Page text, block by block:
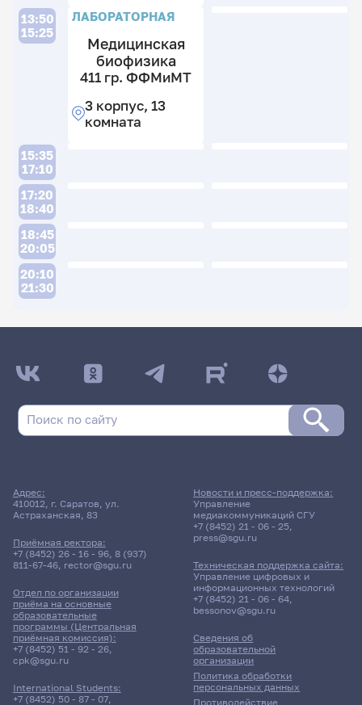
13:50
15:25
ЛАБОРАТОРНАЯ
Медицинская
биофизика
411 гр. ФФМиМТ
3 корпус, 13
комната
15:35
17:10
17:20
18:40
18:45
20:05
20:10
21:30
ДАТА ПОСЛЕДНЕГО ОБНОВЛЕНИЯ:
18.03.2026
Адрес:
410012, г. Саратов, ул.
Астраханская, 83
Приёмная ректора:
+7 (8452) 26 - 16 - 96, 8 (937)
811-67-46, rector@sgu.ru
Отдел по организации
приёма на основные
образовательные
программы (Центральная
приёмная комиссия):
+7 (8452) 51 - 92 - 26,
cpk@sgu.ru
International Students:
+7 (8452) 50 - 87 - 07,
Сведения об
образовательной
организации
Политика обработки
персональных данных
Противодействие
Новости и пресс-поддержка:
Управление
медиакоммуникаций СГУ
+7 (8452) 21 - 06 - 25,
press@sgu.ru
Техническая поддержка сайта:
Управление цифровых и
информационных технологий
+7 (8452) 21 - 06 - 64,
bessonov@sgu.ru